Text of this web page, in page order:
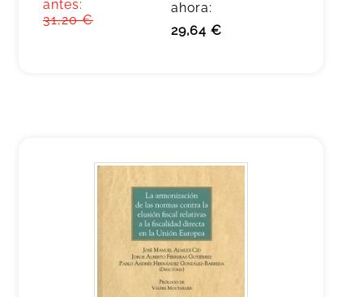
antes:
31,20 €
ahora:
29,64 €